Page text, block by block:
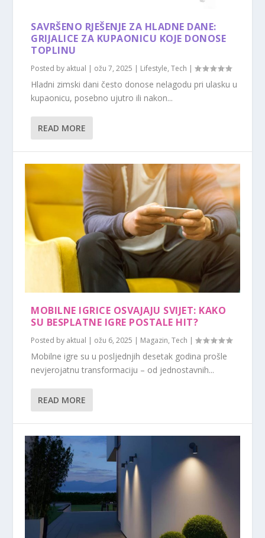
SAVRŠENO RJEŠENJE ZA HLADNE DANE:
GRIJALICE ZA KUPAONICU KOJE DONOSE
TOPLINU
Posted by aktual | ožu 7, 2025 | Lifestyle,Tech |
Hladni zimski dani često donose nelagodu pri ulasku u
kupaonicu, posebno ujutro ili nakon...
READ MORE
MOBILNE IGRICE OSVAJAJU SVIJET: KAKO
SU BESPLATNE IGRE POSTALE HIT?
Posted by aktual | ožu 6, 2025 | Magazin,Tech |
Mobilne igre su u posljednjih desetak godina prošle
nevjerojatnu transformaciju – od jednostavnih...
READ MORE